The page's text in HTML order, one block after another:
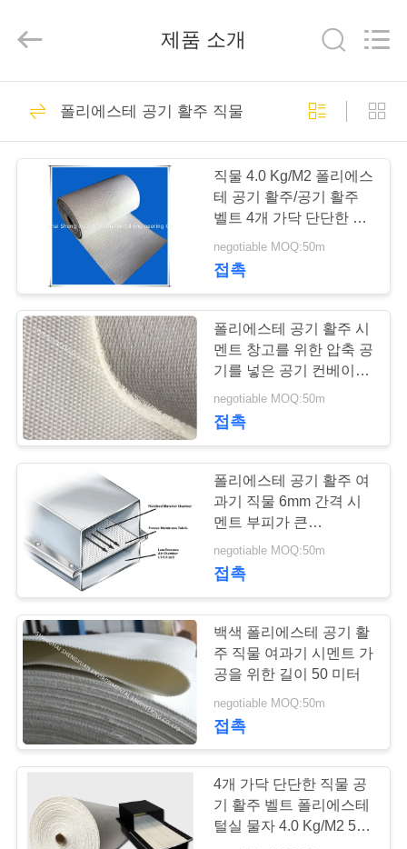
제
리
에
대
하
여
행
품
질
관
Rights
by
산업 여과기 피복
공기 활주 피복
27
폴리에스테 공기 활
주 직물
33
먼지 수집 필터 가방
60
제품 소개
폴리에스테 공기 활주 직물
직물 4.0 Kg/M2 폴리에스
테 공기 활주/공기 활주
벨트 4개 가닥 단단한 직
negotiable MOQ:50m
접촉
폴리에스테 공기 활주 시
멘트 창고를 위한 압축 공
기를 넣은 공기 컨베이어
체계 라이트급 선수
negotiable MOQ:50m
접촉
폴리에스테 공기 활주 여
과기 직물 6mm 간격 시
멘트 부피가 큰
transporation에서 이용
되는 4개 가닥
negotiable MOQ:50m
접촉
백색 폴리에스테 공기 활
주 직물 여과기 시멘트 가
공을 위한 길이 50 미터
negotiable MOQ:50m
접촉
4개 가닥 단단한 직물 공
기 활주 벨트 폴리에스테
털실 물자 4.0 Kg/M2 50